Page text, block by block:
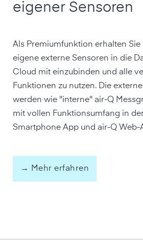
eigener Sensoren
Als Premiumfunktion erhalten
eigene externe Sensoren in die
Cloud mit einzubinden und alle
Funktionen zu nutzen. Die
werden wie "interne" air-Q
mit vollen Funktionsumfang in
Smartphone App und air-Q Web-
→ Mehr erfahren